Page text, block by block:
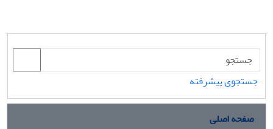
جستجوی پیشرفته
صفحه اصلی